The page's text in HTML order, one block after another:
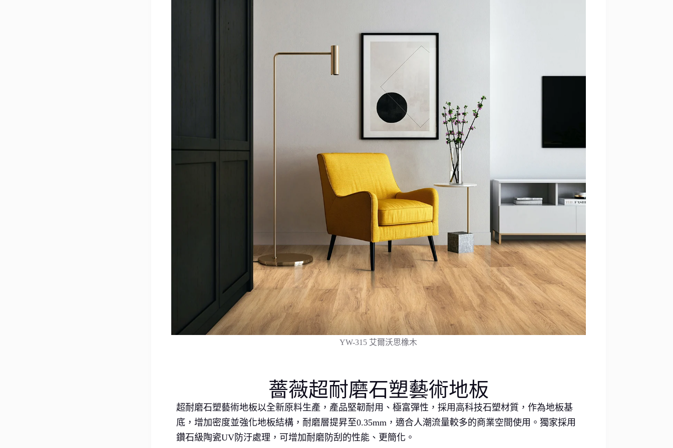
YW-315 艾爾沃思橡木
薔薇超耐磨石塑藝術地板
超耐磨石塑藝術地板以全新原料生產，產品堅韌耐用、極富彈性，採用高科技石塑材質，作為地板基
底，增加密度並強化地板結構，耐磨層提昇至0.35mm，適合人潮流量較多的商業空間使用。獨家採用
鑽石級陶瓷UV防汙處理，可增加耐磨防刮的性能、更簡化。